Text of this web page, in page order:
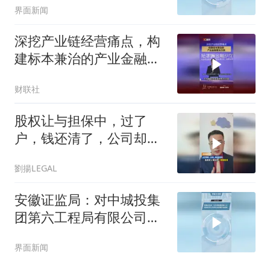
界面新闻
深挖产业链经营痛点，构
建标本兼治的产业金融解
财联社
股权让与担保中，过了
户，钱还清了，公司却没
劉揚LEGAL
安徽证监局：对中城投集
团第六工程局有限公司采
界面新闻